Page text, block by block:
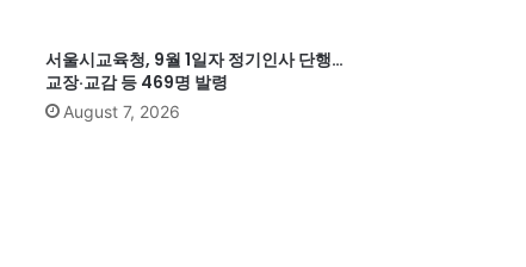
서울시교육청, 9월 1일자 정기인사 단행…
교장·교감 등 469명 발령
August 7, 2026